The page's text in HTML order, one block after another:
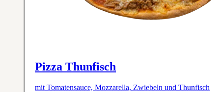
Pizza Thunfisch
mit Tomatensauce, Mozzarella, Zwiebeln und Thunfisch